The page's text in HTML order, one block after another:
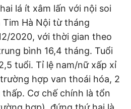
lá ít xâm lấn với nội soi
Hà Nội từ tháng
2020, với thời gian theo
bình 16,4 tháng. Tuổi
tuổi. Tỉ lệ nam/nữ xấp xỉ
hợp van thoái hóa, 2
Cơ chế chính là tổn